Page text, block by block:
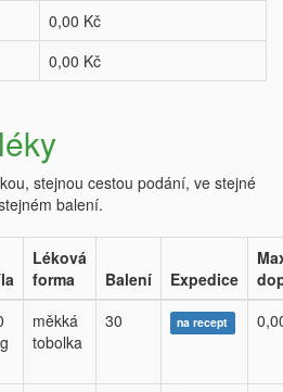
0,00 Kč
0,00 Kč
stejnou cestou podání, ve stejné
balení.
Léková
forma
Balení Expedice
měkká
tobolka
30 na recept